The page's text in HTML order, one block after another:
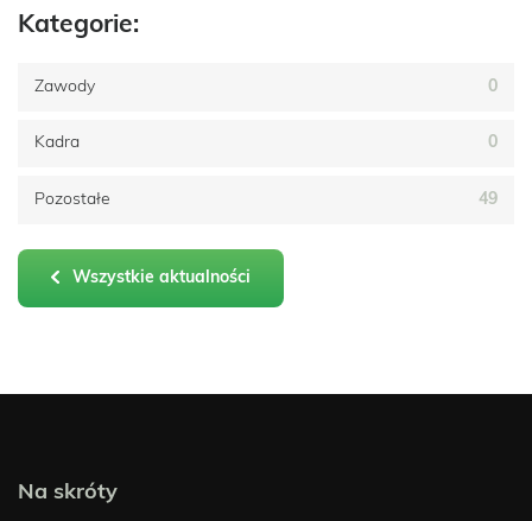
Kategorie:
Zawody 0
Kadra 0
Pozostałe 49
Wszystkie aktualności
Na skróty